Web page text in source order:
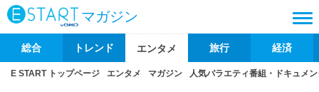
マガジン
総合 トレンド エンタメ 旅行 経済
E START トップページ エンタメ マガジン 人気バラエティ番組・ドキュメ